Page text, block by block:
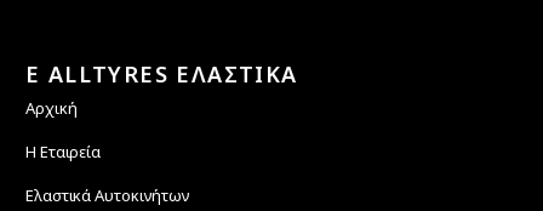
E ALLTYRES ΕΛΑΣΤΙΚΑ
Αρχική
Η Εταιρεία
Ελαστικά Αυτοκινήτων